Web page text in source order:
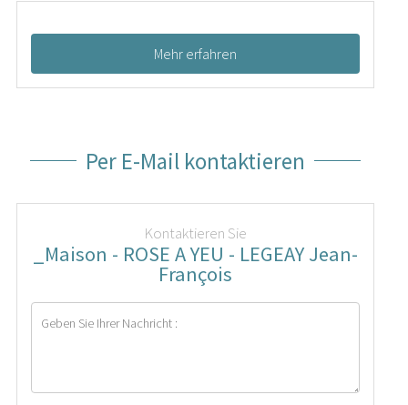
Mehr erfahren
Per E-Mail kontaktieren
Kontaktieren Sie
_Maison - ROSE A YEU - LEGEAY Jean-
François